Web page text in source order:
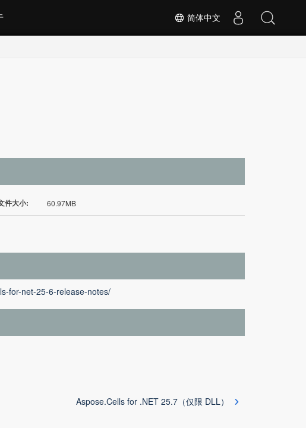
简体中文
件大小: 60.97MB
for-net-25-6-release-notes/
Aspose.Cells for .NET 25.7（仅限 DLL）